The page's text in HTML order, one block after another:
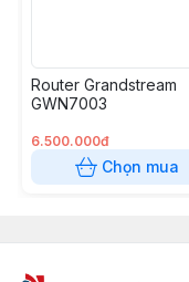
- Hỗ trợ ứng dụng,
- Bộ điều khiển
GWN AP;
mây miễn phí cho
không giới hạn
Router Grandstream
GWN7003
6.500.000đ
Chọn mua